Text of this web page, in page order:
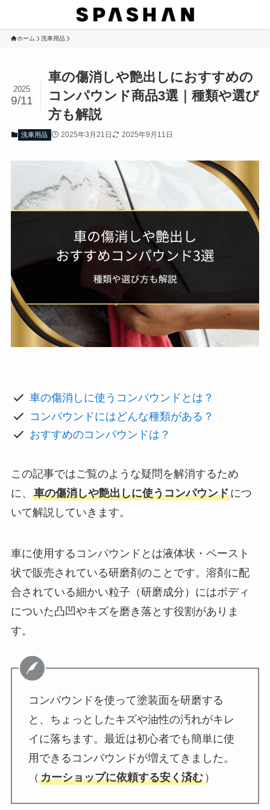
ホーム 洗車用品
車の傷消しや艶出しにおすすめの
コンパウンド商品3選｜種類や選び
方も解説
2025
9/11
洗車用品 2025年3月21日 2025年9月11日
車の傷消しに使うコンパウンドとは？
コンパウンドにはどんな種類がある？
おすすめのコンパウンドは？
この記事ではご覧のような疑問を解消するため
に、 車の傷消しや艶出しに使うコンパウンドにつ
いて解説していきます。
車に使用するコンパウンドとは液体状・ペースト
状で販売されている研磨剤のことです。溶剤に配
合されている細かい粒子（研磨成分）にはボディ
についた凸凹やキズを磨き落とす役割がありま
す。
コンパウンドを使って塗装面を研磨する
と、ちょっとしたキズや油性の汚れがキレ
イに落ちます。最近は初心者でも簡単に使
用できるコンパウンドが増えてきました。
（ カーショップに依頼する安く済む）